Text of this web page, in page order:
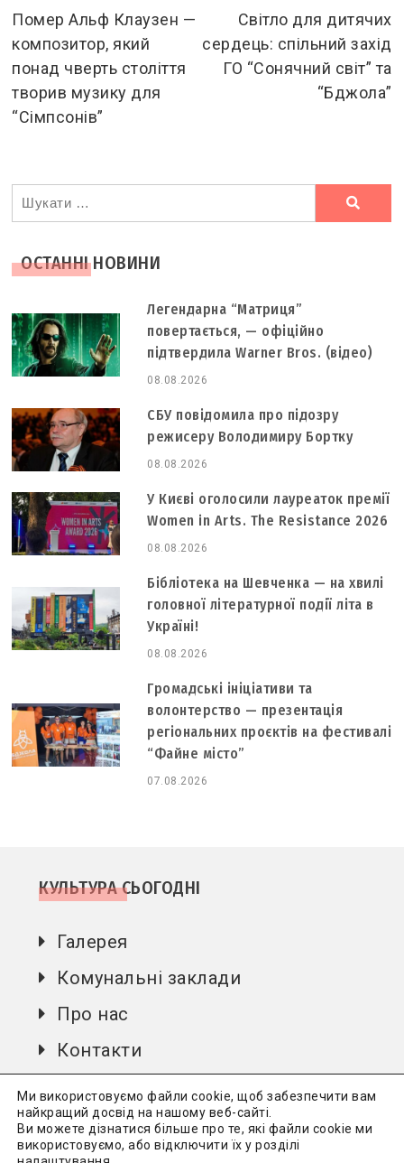
more
articles
Помер Альф Клаузен —
композитор, який
понад чверть століття
творив музику для
“Сімпсонів”
Світло для дитячих
сердець: спільний захід
ГО “Сонячний світ” та
“Бджола”
Ви
шукали
ОСТАННІ НОВИНИ
Легендарна “Матриця”
повертається, — офіційно
підтвердила Warner Bros. (відео)
08.08.2026
СБУ повідомила про підозру
режисеру Володимиру Бортку
08.08.2026
У Києві оголосили лауреаток премії
Women in Arts. The Resistance 2026
08.08.2026
Бібліотека на Шевченка — на хвилі
головної літературної події літа в
Україні!
08.08.2026
Громадські ініціативи та
волонтерство — презентація
регіональних проєктів на фестивалі
“Файне місто”
07.08.2026
КУЛЬТУРА СЬОГОДНІ
Галерея
Комунальні заклади
Про нас
Контакти
Культура сьогодні Всі права захищені.
Ми використовуємо файли cookie, щоб забезпечити вам
найкращий досвід на нашому веб-сайті.
Ви можете дізнатися більше про те, які файли cookie ми
використовуємо, або відключити їх у розділі